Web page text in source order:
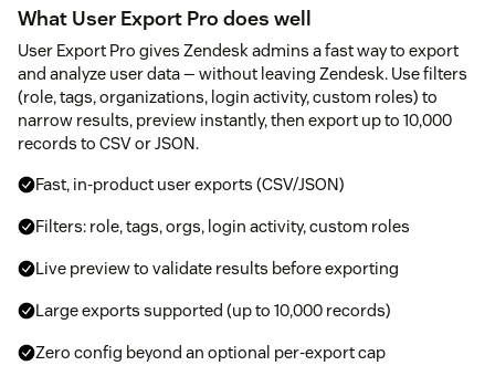
What User Export Pro does well
User Export Pro gives Zendesk admins a fast way to export
and analyze user data — without leaving Zendesk. Use filters
(role, tags, organizations, login activity, custom roles) to
narrow results, preview instantly, then export up to 10,000
records to CSV or JSON.
Fast, in-product user exports (CSV/JSON)
Filters: role, tags, orgs, login activity, custom roles
Live preview to validate results before exporting
Large exports supported (up to 10,000 records)
Zero config beyond an optional per-export cap